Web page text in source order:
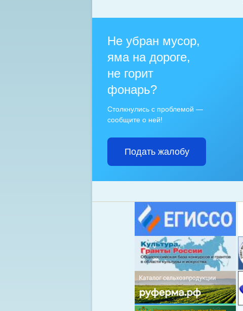
Не убран мусор,
яма на дороге,
не горит
фонарь?
Столкнулись с проблемой —
сообщите о ней!
Подать жалобу